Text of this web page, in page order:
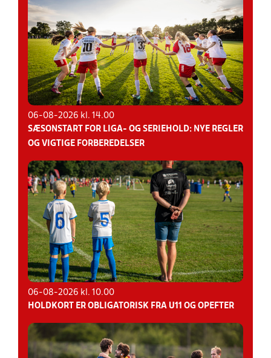
06-08-2026 kl. 14.00
SÆSONSTART FOR LIGA- OG SERIEHOLD: NYE REGLER
OG VIGTIGE FORBEREDELSER
06-08-2026 kl. 10.00
HOLDKORT ER OBLIGATORISK FRA U11 OG OPEFTER